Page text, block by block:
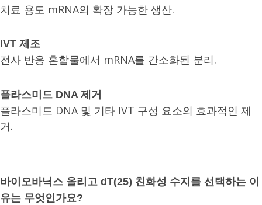
치료 용도 mRNA의 확장 가능한 생산.
IVT 제조
전사 반응 혼합물에서 mRNA를 간소화된 분리.
플라스미드 DNA 제거
플라스미드 DNA 및 기타 IVT 구성 요소의 효과적인 제
거.
바이오바닉스 올리고 dT(25) 친화성 수지를 선택하는 이
유는 무엇인가요?